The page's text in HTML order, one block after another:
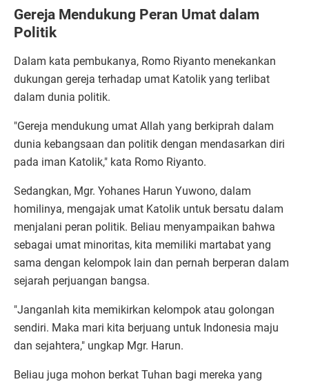
Gereja Mendukung Peran Umat dalam
Politik
Dalam kata pembukanya, Romo Riyanto menekankan
dukungan gereja terhadap umat Katolik yang terlibat
dalam dunia politik.
"Gereja mendukung umat Allah yang berkiprah dalam
dunia kebangsaan dan politik dengan mendasarkan diri
pada iman Katolik," kata Romo Riyanto.
Sedangkan, Mgr. Yohanes Harun Yuwono, dalam
homilinya, mengajak umat Katolik untuk bersatu dalam
menjalani peran politik. Beliau menyampaikan bahwa
sebagai umat minoritas, kita memiliki martabat yang
sama dengan kelompok lain dan pernah berperan dalam
sejarah perjuangan bangsa.
"Janganlah kita memikirkan kelompok atau golongan
sendiri. Maka mari kita berjuang untuk Indonesia maju
dan sejahtera," ungkap Mgr. Harun.
Beliau juga mohon berkat Tuhan bagi mereka yang